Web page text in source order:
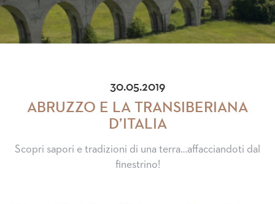
30.05.2019
ABRUZZO E LA TRANSIBERIANA
D’ITALIA
Scopri sapori e tradizioni di una terra…affacciandoti dal
finestrino!